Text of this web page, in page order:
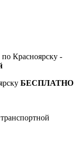
по Красноярску -
БЕСПЛАТНО